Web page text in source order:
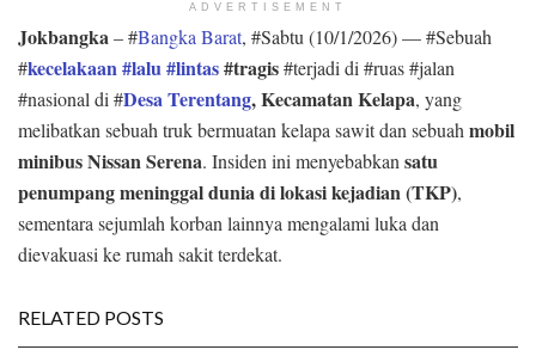
ADVERTISEMENT
Jokbangka– #Bangka Barat, #Sabtu (10/1/2026) — #Sebuah
#kecelakaan #lalu #lintas#tragis#terjadi di #ruas #jalan
#nasional di #Desa Terentang, Kecamatan Kelapa, yang
melibatkan sebuah truk bermuatan kelapa sawit dan sebuah mobil
minibus Nissan Serena. Insiden ini menyebabkan satu
penumpang meninggal dunia di lokasi kejadian (TKP),
sementara sejumlah korban lainnya mengalami luka dan
dievakuasi ke rumah sakit terdekat.
RELATED POSTS